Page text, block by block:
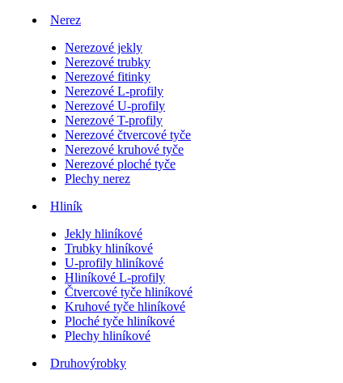
Nerez
Nerezové jekly
Nerezové trubky
Nerezové fitinky
Nerezové L-profily
Nerezové U-profily
Nerezové T-profily
Nerezové čtvercové tyče
Nerezové kruhové tyče
Nerezové ploché tyče
Plechy nerez
Hliník
Jekly hliníkové
Trubky hliníkové
U-profily hliníkové
Hliníkové L-profily
Čtvercové tyče hliníkové
Kruhové tyče hliníkové
Ploché tyče hliníkové
Plechy hliníkové
Druhovýrobky